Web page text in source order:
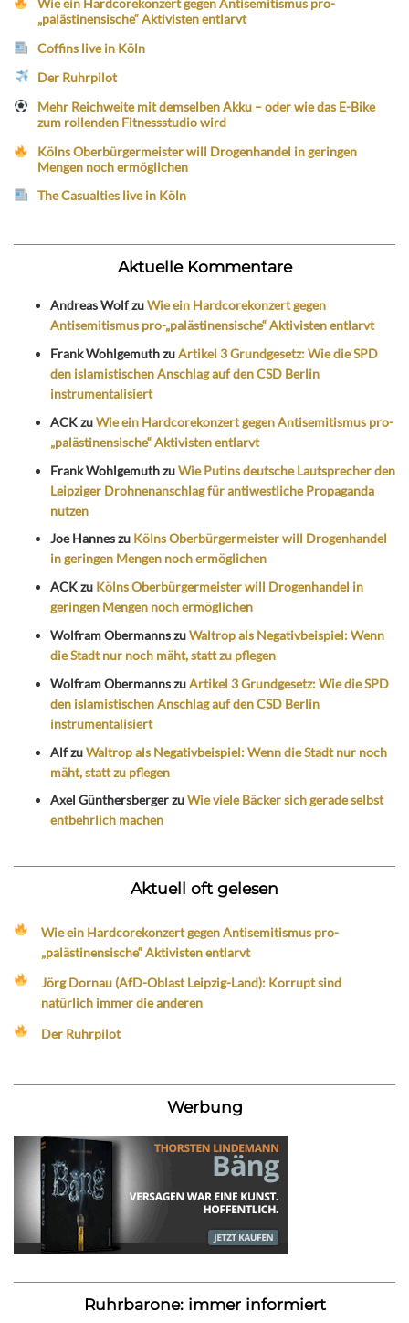
Wie ein Hardcorekonzert gegen Antisemitismus pro-
„palästinensische“ Aktivisten entlarvt
Coffins live in Köln
Der Ruhrpilot
Mehr Reichweite mit demselben Akku – oder wie das E-Bike
zum rollenden Fitnessstudio wird
Kölns Oberbürgermeister will Drogenhandel in geringen
Mengen noch ermöglichen
The Casualties live in Köln
Aktuelle Kommentare
Andreas WolfzuWie ein Hardcorekonzert gegen
Antisemitismus pro-„palästinensische“ Aktivisten entlarvt
Frank WohlgemuthzuArtikel 3 Grundgesetz: Wie die SPD
den islamistischen Anschlag auf den CSD Berlin
instrumentalisiert
ACKzuWie ein Hardcorekonzert gegen Antisemitismus pro-
„palästinensische“ Aktivisten entlarvt
Frank WohlgemuthzuWie Putins deutsche Lautsprecher den
Leipziger Drohnenanschlag für antiwestliche Propaganda
nutzen
Joe Hanneszu Kölns Oberbürgermeister will Drogenhandel
in geringen Mengen noch ermöglichen
ACKzu Kölns Oberbürgermeister will Drogenhandel in
geringen Mengen noch ermöglichen
Wolfram ObermannszuWaltrop als Negativbeispiel: Wenn
die Stadt nur noch mäht, statt zu pflegen
Wolfram ObermannszuArtikel 3 Grundgesetz: Wie die SPD
den islamistischen Anschlag auf den CSD Berlin
instrumentalisiert
AlfzuWaltrop als Negativbeispiel: Wenn die Stadt nur noch
mäht, statt zu pflegen
Axel GünthersbergerzuWie viele Bäcker sich gerade selbst
entbehrlich machen
Aktuell oft gelesen
Wie ein Hardcorekonzert gegen Antisemitismus pro-
„palästinensische“ Aktivisten entlarvt
Jörg Dornau (AfD-Oblast Leipzig-Land): Korrupt sind
natürlich immer die anderen
Der Ruhrpilot
Werbung
Ruhrbarone: immer informiert